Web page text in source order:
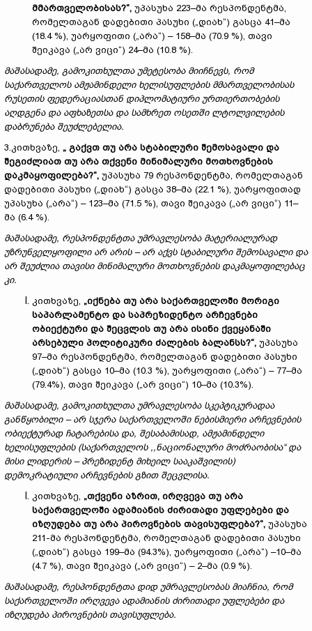
მმართველობისას?“, უპასუხა 223–მა რესპონდენტმა,
რომელთაგან დადებითი პასუხი („დიახ“) გასცა 41–მა
(18.4 %), უარყოფითი („არა“) – 158–მა (70.9 %), თავი
შეიკავა („არ ვიცი“) 24–მა (10.8 %).
მაშასადამე, გამოკითხულთა უმეტესობა მიიჩნევს, რომ
საქართველოს ამჟამინდელი ხელისუფლების მმართველობისას
რუსეთის ფედერაციასთან დიპლომატიური ურთიერთობების
აღდგენა და აფხაზეთსა და სამხრეთ ოსეთში ლტოლვილების
დაბრუნება შეუძლებელია.
3.კითხვაზე, „ გაქვთ თუ არა სტაბილური შემოსავალი და
შეგიძლიათ თუ არა თქვენი მინიმალური მოთხოვნების
დაკმაყოფილება?“, უპასუხა 79 რესპონდენტმა, რომელთაგან
დადებითი პასუხი („დიახ“) გასცა 38–მა (22.1 %), უარყოფითად
უპასუხა („არა“) – 123–მა (71.5 %), თავი შეიკავა („არ ვიცი“) 11–
მა (6.4 %).
მაშასადამე, რესპონდენტთა უმრავლესობა მატერიალურად
უზრუნველყოფილი არ არის– არ აქვს სტაბილური შემოსავალი და
არ შეუძლია თავისი მინიმალური მოთხოვნების დაკმაყოფილებაც
კი.
კითხვაზე, „იქნება თუ არა საქართველოში მორიგი
საპარლამენტო და საპრეზიდენტო არჩევნები
ობიექტური და შეცვლის თუ არა ისინი ქვეყანაში
არსებული პოლიტიკური ძალების ბალანსს?“, უპასუხა
97–მა რესპონდენტმა, რომელთაგან დადებითი პასუხი
(„დიახ“) გასცა 10–მა (10.3 %), უარყოფითი („არა“) – 77–მა
(79.4%), თავი შეიკავა („არ ვიცი“) 10–მა (10.3%).
მაშასადამე, გამოკითხულთა უმრავლესობა სკეპტიკურადაა
განწყობილი – არ სჯერა საქართველოში ნებისმიერი არჩევნების
ობიექტურად ჩატარებისა და, შესაბამისად, ამჟამინდელი
ხელისუფლების (საქართველოს ,,ნაციონალური მოძრაობისა“ და
მისი ლიდერის – პრეზიდენტ მიხეილ სააკაშვილის)
დემოკრატიული არჩევნების გზით შეცვლისა.
კითხვაზე, „თქვენი აზრით, ირღვევა თუ არა
საქართველოში ადამიანის ძირითადი უფლებები და
იზღუდება თუ არა პიროვნების თავისუფლება?“, უპასუხა
211-მა რესპონდენტმა, რომელთაგან დადებითი პასუხი
(„დიახ“) გასცა 199–მა (94.3%), უარყოფითი („არა“) –10–მა
(4.7 %), თავი შეიკავა („არ ვიცი“) – 2–მა (0.9 %).
მაშასადამე, რესპონდენტთა დიდ უმრავლესობას მიაჩნია, რომ
საქართველოში ირღვევა ადამიანის ძირითადი უფლებები და
იზღუდება პიროვნების თავისუფლება.